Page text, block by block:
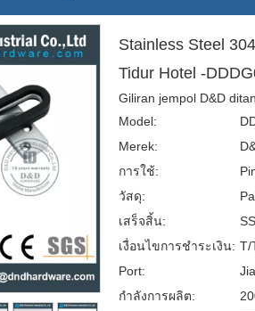
Stainless Steel
Tidur Hotel -
Giliran jempol D&D
Model:
Merek:
การใช้:
วัสดุ:
เสร็จสิ้น:
เงื่อนไขการชำระเงิน: T/
Port:
กำลังการผลิต: